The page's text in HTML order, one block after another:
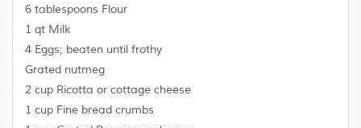
6 tablespoons Flour
1 qt Milk
4 Eggs; beaten until frothy
Grated nutmeg
2 cup Ricotta or cottage cheese
1 cup Fine bread crumbs